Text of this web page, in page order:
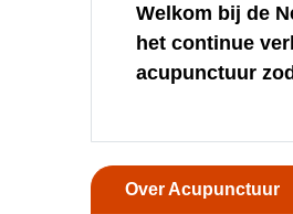
Welkom bij de
het continue
acupunctuur
Over Acupunctuur